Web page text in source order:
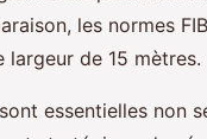
les normes
de 15 mètres.
sont essentielles non